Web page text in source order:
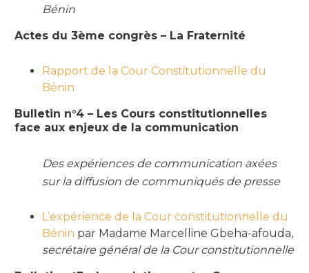
Bénin
Actes du 3ème congrès – La Fraternité
Rapport de la Cour Constitutionnelle du
Bénin
Bulletin n°4 – Les Cours constitutionnelles
face aux enjeux de la communication
Des expériences de communication axées
sur la diffusion de communiqués de presse
L’expérience de la Cour constitutionnelle du
Bénin par Madame Marcelline Gbeha-afouda,
secrétaire général de la Cour constitutionnelle